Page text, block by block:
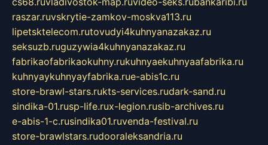
raszar.ruvskrytie-zamkov-moskva113.ru
lipetsktelecom.rutovudyi4kuhnyanazakaz.ru
seksuzb.ruguzywia4kuhnyanazakaz.ru
fabrikaofabrikaokuhny.rukuhnyaekuhnyaafabrika.ru
kuhnyaykuhnyayfabrika.rue-abis1c.ru
store-brawl-stars.rukts-services.rudark-sand.ru
sindika-01.rusp-life.rux-legion.rusib-archives.ru
e-abis-1-c.rusindika01.ruvenda-festival.ru
store-brawlstars.rudooraleksandria.ru